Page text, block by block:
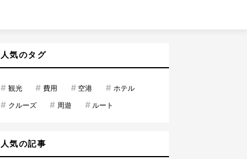
人気のタグ
# 観光 # 費用 # 空港 # ホテル
# クルーズ # 周遊 # ルート
人気の記事